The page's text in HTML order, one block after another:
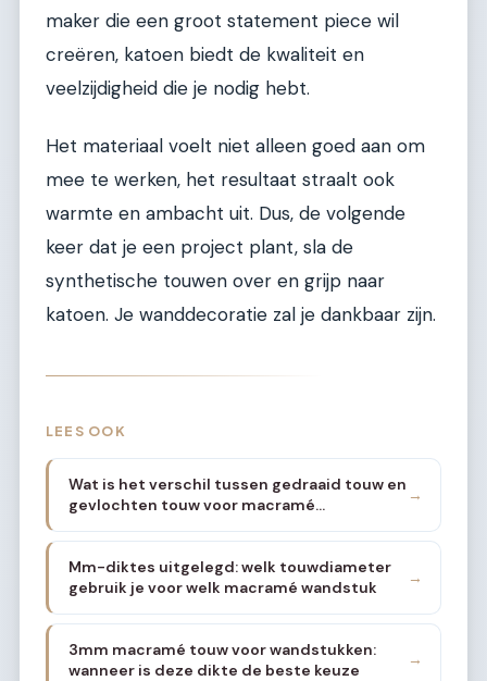
maker die een groot statement piece wil
creëren, katoen biedt de kwaliteit en
veelzijdigheid die je nodig hebt.
Het materiaal voelt niet alleen goed aan om
mee te werken, het resultaat straalt ook
warmte en ambacht uit. Dus, de volgende
keer dat je een project plant, sla de
synthetische touwen over en grijp naar
katoen. Je wanddecoratie zal je dankbaar zijn.
LEES OOK
Wat is het verschil tussen gedraaid touw en
gevlochten touw voor macramé
→
Mm-diktes uitgelegd: welk touwdiameter
gebruik je voor welk macramé wandstuk
→
3mm macramé touw voor wandstukken:
wanneer is deze dikte de beste keuze
→